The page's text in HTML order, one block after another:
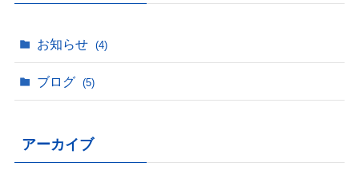
お知らせ (4)
ブログ (5)
アーカイブ